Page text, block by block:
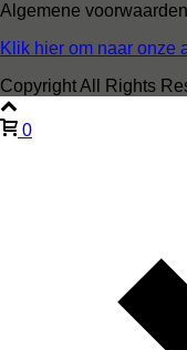
Algemene voorwaarden
Klik hier om naar onze
Copyright All Rights
0